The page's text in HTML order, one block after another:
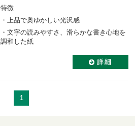
特徴
・上品で奥ゆかしい光沢感
・文字の読みやすさ、滑らかな書き心地を
調和した紙
1